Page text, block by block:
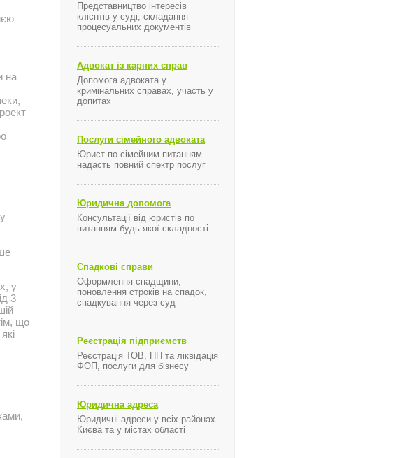
на
у
3
що
Представництво інтересів
клієнтів у суді, складання
процесуальних документів
Адвокат із карних справ
Допомога адвоката у
кримінальних справах, участь у
допитах
Послуги сімейного адвоката
Юрист по сімейним питанням
надасть повний спектр послуг
Юридична допомога
Консультації від юристів по
питанням будь-якої складності
Спадкові справи
Оформлення спадщини,
поновлення строків на спадок,
спадкування через суд
Реєстрація підприємств
Реєстрація ТОВ, ПП та ліквідація
ФОП, послуги для бізнесу
Юридична адреса
Юридичні адреси у всіх районах
Києва та у містах області